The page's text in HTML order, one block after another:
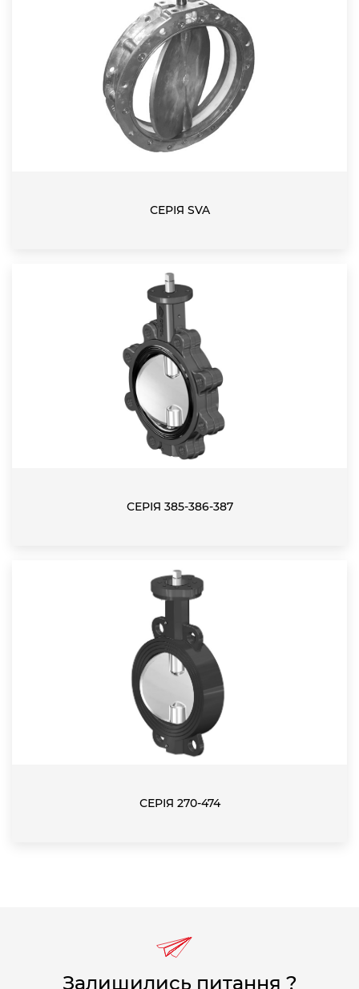
СЕРІЯ SVA
СЕРІЯ 385-386-387
СЕРІЯ 270-474
Залишились питання ?